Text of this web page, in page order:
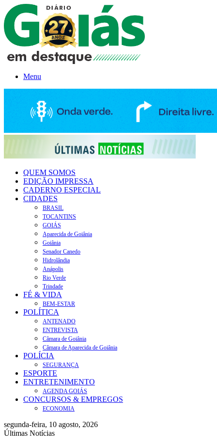
Menu
QUEM SOMOS
EDIÇÃO IMPRESSA
CADERNO ESPECIAL
CIDADES
BRASIL
TOCANTINS
GOIÁS
Aparecida de Goiânia
Goiânia
Senador Canedo
Hidrolândia
Anápolis
Rio Verde
Trindade
FÉ & VIDA
BEM-ESTAR
POLÍTICA
ANTENADO
ENTREVISTA
Câmara de Goiânia
Câmara de Aparecida de Goiânia
POLÍCIA
SEGURANÇA
ESPORTE
ENTRETENIMENTO
AGENDA GOIÁS
CONCURSOS & EMPREGOS
ECONOMIA
segunda-feira, 10 agosto, 2026
Últimas Notícias